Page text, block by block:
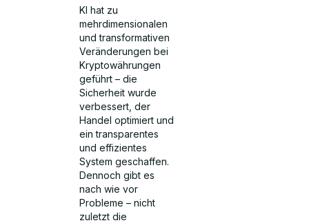
KI hat zu
mehrdimensionalen
und transformativen
Veränderungen bei
Kryptowährungen
geführt – die
Sicherheit wurde
verbessert, der
Handel optimiert und
ein transparentes
und effizientes
System geschaffen.
Dennoch gibt es
nach wie vor
Probleme – nicht
zuletzt die